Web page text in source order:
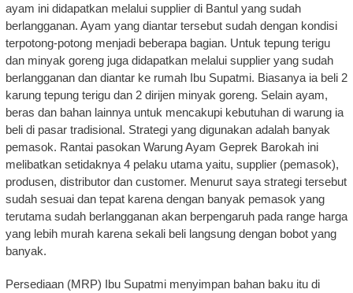
ayam ini didapatkan melalui supplier di Bantul yang sudah
berlangganan. Ayam yang diantar tersebut sudah dengan kondisi
terpotong-potong menjadi beberapa bagian. Untuk tepung terigu
dan minyak goreng juga didapatkan melalui supplier yang sudah
berlangganan dan diantar ke rumah Ibu Supatmi. Biasanya ia beli 2
karung tepung terigu dan 2 dirijen minyak goreng. Selain ayam,
beras dan bahan lainnya untuk mencakupi kebutuhan di warung ia
beli di pasar tradisional. Strategi yang digunakan adalah banyak
pemasok. Rantai pasokan Warung Ayam Geprek Barokah ini
melibatkan setidaknya 4 pelaku utama yaitu, supplier (pemasok),
produsen, distributor dan customer. Menurut saya strategi tersebut
sudah sesuai dan tepat karena dengan banyak pemasok yang
terutama sudah berlangganan akan berpengaruh pada range harga
yang lebih murah karena sekali beli langsung dengan bobot yang
banyak.
Persediaan (MRP) Ibu Supatmi menyimpan bahan baku itu di